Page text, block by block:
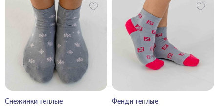
Снежинки теплые Фенди теплые